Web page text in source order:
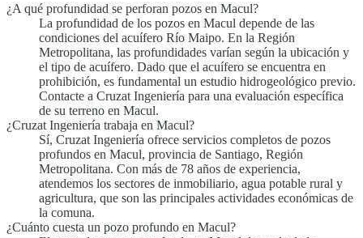
¿A qué profundidad se perforan pozos en Macul?
La profundidad de los pozos en Macul depende de las
condiciones del acuífero Río Maipo. En la Región
Metropolitana, las profundidades varían según la ubicación y
el tipo de acuífero. Dado que el acuífero se encuentra en
prohibición, es fundamental un estudio hidrogeológico previo.
Contacte a Cruzat Ingeniería para una evaluación específica
de su terreno en Macul.
¿Cruzat Ingeniería trabaja en Macul?
Sí, Cruzat Ingeniería ofrece servicios completos de pozos
profundos en Macul, provincia de Santiago, Región
Metropolitana. Con más de 78 años de experiencia,
atendemos los sectores de inmobiliario, agua potable rural y
agricultura, que son las principales actividades económicas de
la comuna.
¿Cuánto cuesta un pozo profundo en Macul?